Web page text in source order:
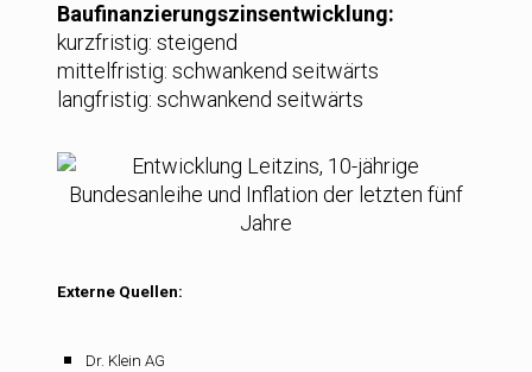
Baufinanzierungszinsentwicklung:
kurzfristig: steigend
mittelfristig: schwankend seitwärts
langfristig: schwankend seitwärts
Externe Quellen:
Dr. Klein AG